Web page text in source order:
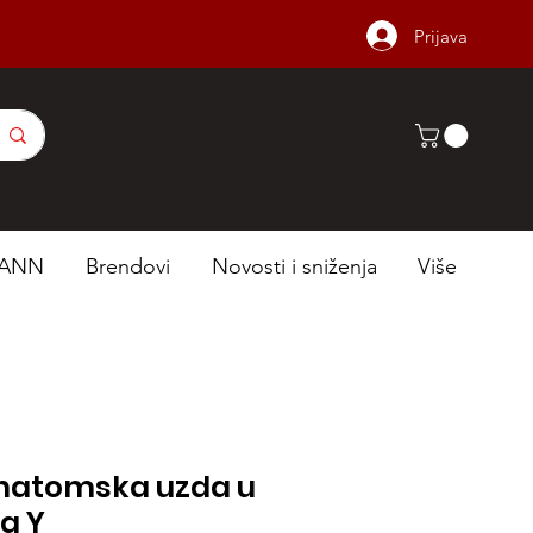
Prijava
Brendovi Novosti i sniženja Više
uzda u
Y